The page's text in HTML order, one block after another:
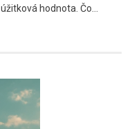
úžitková hodnota. Čo…